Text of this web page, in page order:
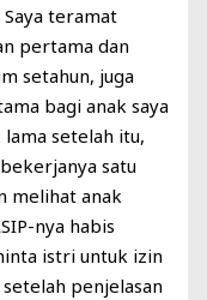
teramat
pertama dan
setahun, juga
bagi anak saya
setelah itu,
satu
melihat anak
nya habis
istri untuk izin
penjelasan